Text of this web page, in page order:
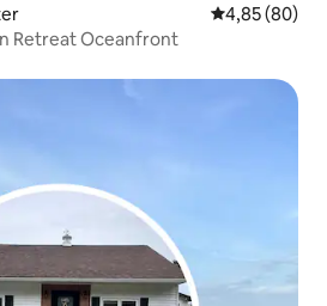
Prosječna
4,85 (80)
Retreat Oceanfront
s oznakom „Odabrali gosti”